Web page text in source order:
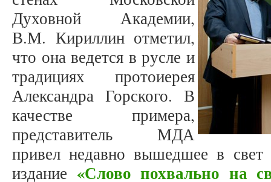
Духовной Академии,
В.М. Кириллин отметил,
что она ведется в русле и
традициях протоиерея
Александра Горского. В
качестве примера,
представитель МДА
привел недавно вышедшее в свет
издание «Слово похвально на